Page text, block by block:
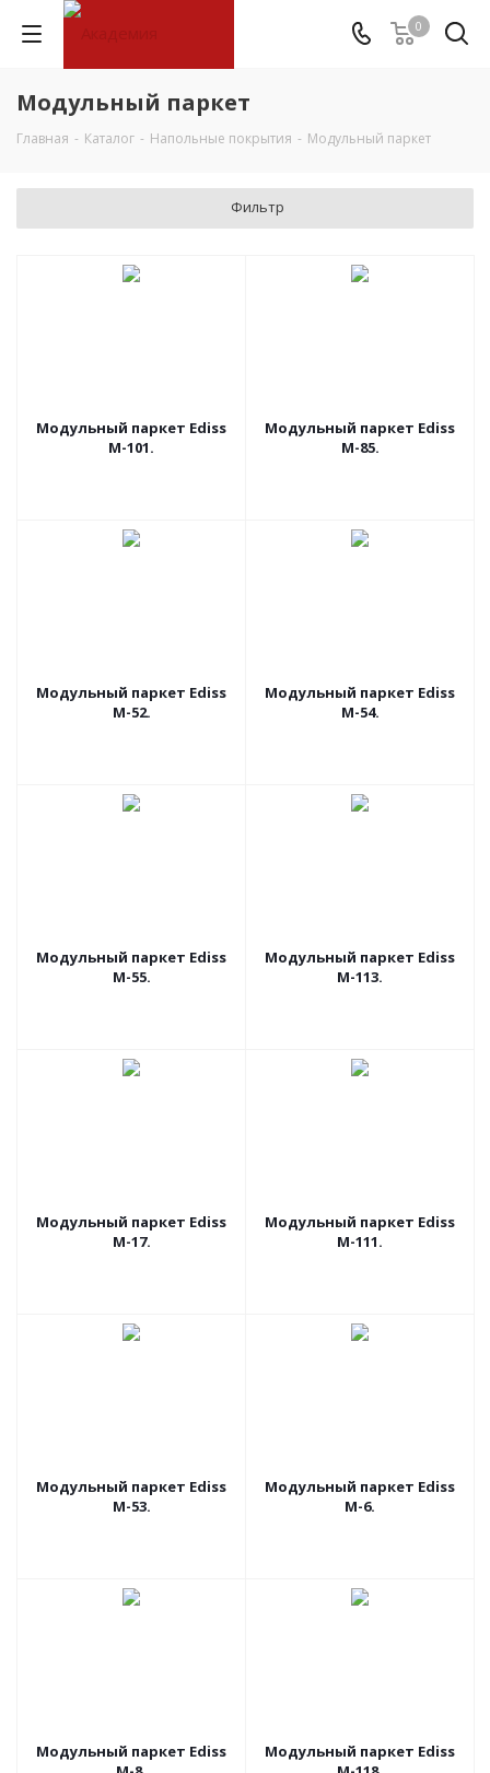
0
Модульный паркет
Главная - Каталог - Напольные покрытия - Модульный паркет
Фильтр
Модульный паркет Ediss
M-101.
Модульный паркет Ediss
M-85.
Модульный паркет Ediss
M-52.
Модульный паркет Ediss
M-54.
Модульный паркет Ediss
M-55.
Модульный паркет Ediss
M-113.
Модульный паркет Ediss
M-17.
Модульный паркет Ediss
M-111.
Модульный паркет Ediss
M-53.
Модульный паркет Ediss
M-6.
Модульный паркет Ediss
Модульный паркет Ediss